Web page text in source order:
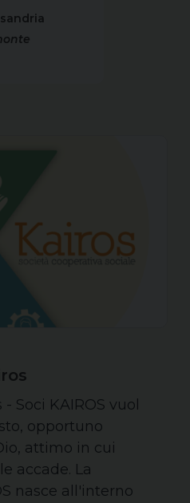
Soci KAIROS vuol
opportuno
attimo in cui
accade. La
nasce all'interno